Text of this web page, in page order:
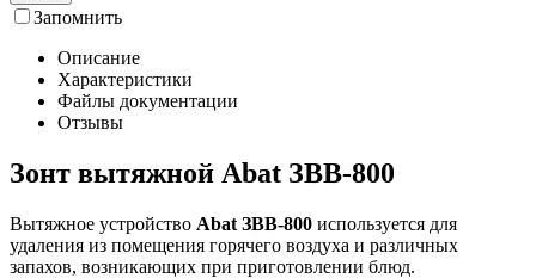
Запомнить
Описание
Характеристики
Файлы документации
Отзывы
Зонт вытяжной Abat ЗВВ-800
Вытяжное устройство Abat ЗВВ-800 используется для
удаления из помещения горячего воздуха и различных
запахов, возникающих при приготовлении блюд.